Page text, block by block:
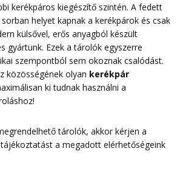
kerékpáros kiegészítő szintén. A fedett
helyet kapnak a kerékpárok és csak
külsővel, erős anyagból készült
gyártunk. Ezek a tárolók egyszerre
szempontból sem okoznak csalódást.
közösségének olyan kerékpár
ki tudnak használni a
tárolók, akkor kérjen a
a megadott elérhetőségeink